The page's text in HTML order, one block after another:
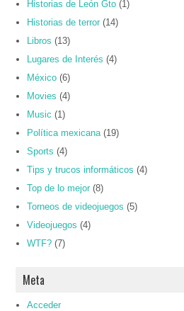
Historias de León Gto (1)
Historias de terror (14)
Libros (13)
Lugares de Interés (4)
México (6)
Movies (4)
Music (1)
Política mexicana (19)
Sports (4)
Tips y trucos informáticos (4)
Top de lo mejor (8)
Torneos de videojuegos (5)
Videojuegos (4)
WTF? (7)
Meta
Acceder